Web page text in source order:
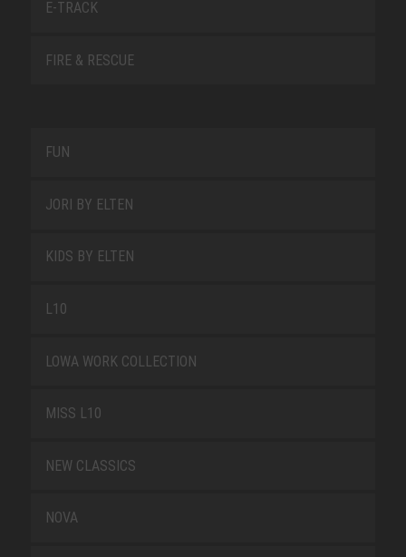
E-TRACK
FIRE & RESCUE
FUN
JORI BY ELTEN
KIDS BY ELTEN
L10
LOWA WORK COLLECTION
MISS L10
NEW CLASSICS
NOVA